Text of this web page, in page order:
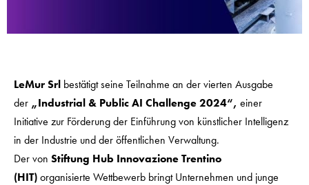
LeMur Srl bestätigt seine Teilnahme an der vierten Ausgabe
der „Industrial & Public AI Challenge 2024“, einer
Initiative zur Förderung der Einführung von künstlicher Intelligenz
in der Industrie und der öffentlichen Verwaltung.
Der von Stiftung Hub Innovazione Trentino
(HIT)organisierte Wettbewerb bringt Unternehmen und junge